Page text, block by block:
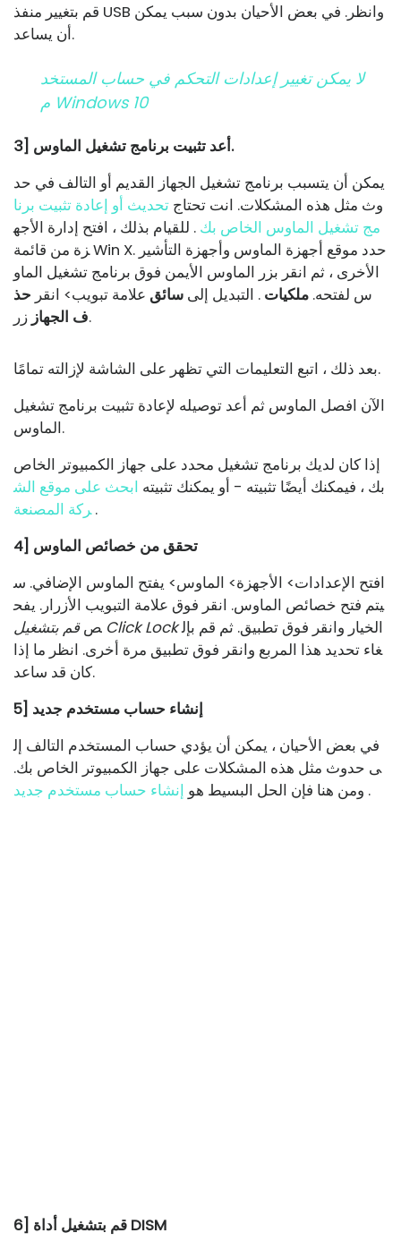
قم بتغيير منفذ USB وانظر. في بعض الأحيان بدون سبب يمكن
أن يساعد.
لا يمكن تغيير إعدادات التحكم في حساب المستخد
م Windows 10
3] أعد تثبيت برنامج تشغيل الماوس.
يمكن أن يتسبب برنامج تشغيل الجهاز القديم أو التالف في حد
وث مثل هذه المشكلات. انت تحتاج تحديث أو إعادة تثبيت برنا
مج تشغيل الماوس الخاص بك . للقيام بذلك ، افتح إدارة الأجه
زة من قائمة Win X. حدد موقع أجهزة الماوس وأجهزة التأشير
الأخرى ، ثم انقر بزر الماوس الأيمن فوق برنامج تشغيل الماو
س لفتحه. ملكيات . التبديل إلى سائق علامة تبويب> انقر حذ
ف الجهاززر.
بعد ذلك ، اتبع التعليمات التي تظهر على الشاشة لإزالته تمامًا.
الآن افصل الماوس ثم أعد توصيله لإعادة تثبيت برنامج تشغيل
الماوس.
إذا كان لديك برنامج تشغيل محدد على جهاز الكمبيوتر الخاص
بك ، فيمكنك أيضًا تثبيته - أو يمكنك تثبيته ابحث على موقع الش
ركة المصنعة.
4] تحقق من خصائص الماوس
افتح الإعدادات> الأجهزة> الماوس> يفتح الماوس الإضافي. س
يتم فتح خصائص الماوس. انقر فوق علامة التبويب الأزرار. يفح
ص قم بتشغيل Click Lockالخيار وانقر فوق تطبيق. ثم قم بإل
غاء تحديد هذا المربع وانقر فوق تطبيق مرة أخرى. انظر ما إذا
كان قد ساعد.
5] إنشاء حساب مستخدم جديد
في بعض الأحيان ، يمكن أن يؤدي حساب المستخدم التالف إل
ى حدوث مثل هذه المشكلات على جهاز الكمبيوتر الخاص بك.
ومن هنا فإن الحل البسيط هو إنشاء حساب مستخدم جديد .
6] قم بتشغيل أداة DISM